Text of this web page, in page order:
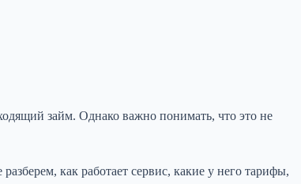
займ. Однако важно понимать, что это не
как работает сервис, какие у него тарифы,